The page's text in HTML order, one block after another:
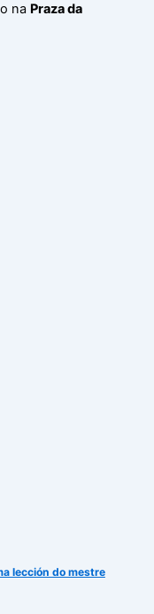
na Praza da
lección do mestre